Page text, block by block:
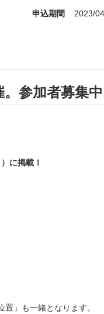
申込期間 2023/
参加者募集
）に掲載！
」も一緒となります。